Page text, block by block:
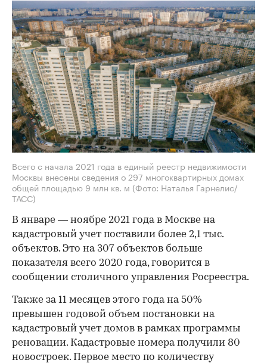
Всего с начала 2021 года в единый реестр недвижимости
Москвы внесены сведения о 297 многоквартирных домах
общей площадью 9 млн кв. м (Фото: Наталья Гарнелис/
ТАСС)
В январе — ноябре 2021 года в Москве на
кадастровый учет поставили более 2,1 тыс.
объектов. Это на 307 объектов больше
показателя всего 2020 года, говорится в
сообщении столичного управления Росреестра.
Также за 11 месяцев этого года на 50%
превышен годовой объем постановки на
кадастровый учет домов в рамках программы
реновации. Кадастровые номера получили 80
новостроек. Первое место по количеству